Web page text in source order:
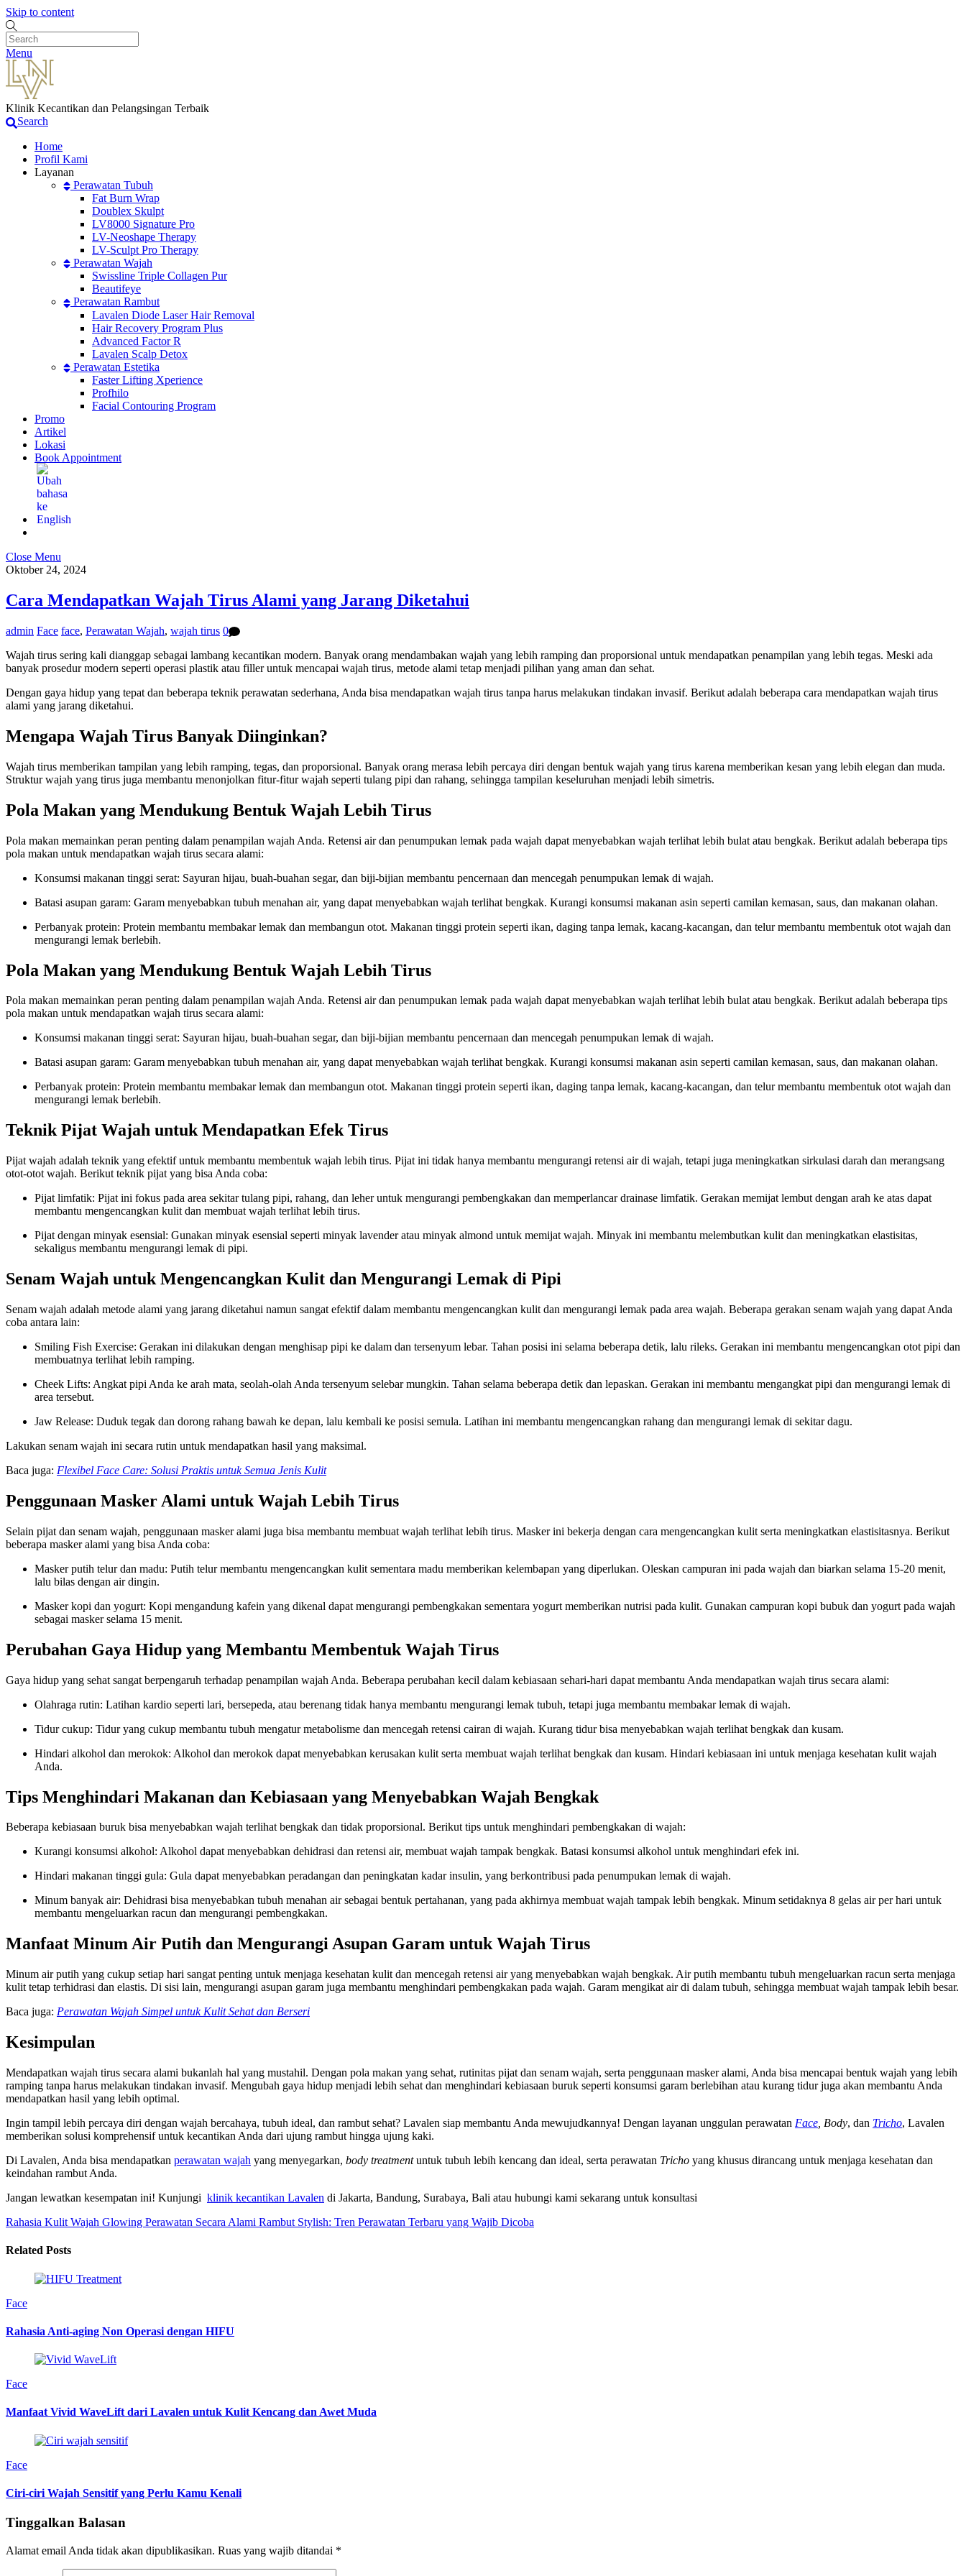
Skip to content
Menu
Klinik Kecantikan dan Pelangsingan Terbaik
Search
Home
Profil Kami
Layanan
Perawatan Tubuh
Fat Burn Wrap
Doublex Skulpt
LV8000 Signature Pro
LV-Neoshape Therapy
LV-Sculpt Pro Therapy
Perawatan Wajah
Swissline Triple Collagen Pur
Beautifeye
Perawatan Rambut
Lavalen Diode Laser Hair Removal
Hair Recovery Program Plus
Advanced Factor R
Lavalen Scalp Detox
Perawatan Estetika
Faster Lifting Xperience
Profhilo
Facial Contouring Program
Promo
Artikel
Lokasi
Book Appointment
Close Menu
Oktober 24, 2024
Cara Mendapatkan Wajah Tirus Alami yang Jarang Diketahui
admin Face face, Perawatan Wajah, wajah tirus 0
Wajah tirus sering kali dianggap sebagai lambang kecantikan modern. Banyak orang mendambakan wajah yang lebih ramping dan proporsional untuk mendapatkan penampilan yang lebih tegas. Meski ada
banyak prosedur modern seperti operasi plastik atau filler untuk mencapai wajah tirus, metode alami tetap menjadi pilihan yang aman dan sehat.
Dengan gaya hidup yang tepat dan beberapa teknik perawatan sederhana, Anda bisa mendapatkan wajah tirus tanpa harus melakukan tindakan invasif. Berikut adalah beberapa cara mendapatkan wajah tirus
alami yang jarang diketahui.
Mengapa Wajah Tirus Banyak Diinginkan?
Wajah tirus memberikan tampilan yang lebih ramping, tegas, dan proporsional. Banyak orang merasa lebih percaya diri dengan bentuk wajah yang tirus karena memberikan kesan yang lebih elegan dan muda.
Struktur wajah yang tirus juga membantu menonjolkan fitur-fitur wajah seperti tulang pipi dan rahang, sehingga tampilan keseluruhan menjadi lebih simetris.
Pola Makan yang Mendukung Bentuk Wajah Lebih Tirus
Pola makan memainkan peran penting dalam penampilan wajah Anda. Retensi air dan penumpukan lemak pada wajah dapat menyebabkan wajah terlihat lebih bulat atau bengkak. Berikut adalah beberapa tips
pola makan untuk mendapatkan wajah tirus secara alami:
Konsumsi makanan tinggi serat: Sayuran hijau, buah-buahan segar, dan biji-bijian membantu pencernaan dan mencegah penumpukan lemak di wajah.
Batasi asupan garam: Garam menyebabkan tubuh menahan air, yang dapat menyebabkan wajah terlihat bengkak. Kurangi konsumsi makanan asin seperti camilan kemasan, saus, dan makanan olahan.
Perbanyak protein: Protein membantu membakar lemak dan membangun otot. Makanan tinggi protein seperti ikan, daging tanpa lemak, kacang-kacangan, dan telur membantu membentuk otot wajah dan
mengurangi lemak berlebih.
Pola Makan yang Mendukung Bentuk Wajah Lebih Tirus
Pola makan memainkan peran penting dalam penampilan wajah Anda. Retensi air dan penumpukan lemak pada wajah dapat menyebabkan wajah terlihat lebih bulat atau bengkak. Berikut adalah beberapa tips
pola makan untuk mendapatkan wajah tirus secara alami:
Konsumsi makanan tinggi serat: Sayuran hijau, buah-buahan segar, dan biji-bijian membantu pencernaan dan mencegah penumpukan lemak di wajah.
Batasi asupan garam: Garam menyebabkan tubuh menahan air, yang dapat menyebabkan wajah terlihat bengkak. Kurangi konsumsi makanan asin seperti camilan kemasan, saus, dan makanan olahan.
Perbanyak protein: Protein membantu membakar lemak dan membangun otot. Makanan tinggi protein seperti ikan, daging tanpa lemak, kacang-kacangan, dan telur membantu membentuk otot wajah dan
mengurangi lemak berlebih.
Teknik Pijat Wajah untuk Mendapatkan Efek Tirus
Pijat wajah adalah teknik yang efektif untuk membantu membentuk wajah lebih tirus. Pijat ini tidak hanya membantu mengurangi retensi air di wajah, tetapi juga meningkatkan sirkulasi darah dan merangsang
otot-otot wajah. Berikut teknik pijat yang bisa Anda coba:
Pijat limfatik: Pijat ini fokus pada area sekitar tulang pipi, rahang, dan leher untuk mengurangi pembengkakan dan memperlancar drainase limfatik. Gerakan memijat lembut dengan arah ke atas dapat
membantu mengencangkan kulit dan membuat wajah terlihat lebih tirus.
Pijat dengan minyak esensial: Gunakan minyak esensial seperti minyak lavender atau minyak almond untuk memijat wajah. Minyak ini membantu melembutkan kulit dan meningkatkan elastisitas,
sekaligus membantu mengurangi lemak di pipi.
Senam Wajah untuk Mengencangkan Kulit dan Mengurangi Lemak di Pipi
Senam wajah adalah metode alami yang jarang diketahui namun sangat efektif dalam membantu mengencangkan kulit dan mengurangi lemak pada area wajah. Beberapa gerakan senam wajah yang dapat Anda
coba antara lain:
Smiling Fish Exercise: Gerakan ini dilakukan dengan menghisap pipi ke dalam dan tersenyum lebar. Tahan posisi ini selama beberapa detik, lalu rileks. Gerakan ini membantu mengencangkan otot pipi dan
membuatnya terlihat lebih ramping.
Cheek Lifts: Angkat pipi Anda ke arah mata, seolah-olah Anda tersenyum selebar mungkin. Tahan selama beberapa detik dan lepaskan. Gerakan ini membantu mengangkat pipi dan mengurangi lemak di
area tersebut.
Jaw Release: Duduk tegak dan dorong rahang bawah ke depan, lalu kembali ke posisi semula. Latihan ini membantu mengencangkan rahang dan mengurangi lemak di sekitar dagu.
Lakukan senam wajah ini secara rutin untuk mendapatkan hasil yang maksimal.
Baca juga: Flexibel Face Care: Solusi Praktis untuk Semua Jenis Kulit
Penggunaan Masker Alami untuk Wajah Lebih Tirus
Selain pijat dan senam wajah, penggunaan masker alami juga bisa membantu membuat wajah terlihat lebih tirus. Masker ini bekerja dengan cara mengencangkan kulit serta meningkatkan elastisitasnya. Berikut
beberapa masker alami yang bisa Anda coba:
Masker putih telur dan madu: Putih telur membantu mengencangkan kulit sementara madu memberikan kelembapan yang diperlukan. Oleskan campuran ini pada wajah dan biarkan selama 15-20 menit,
lalu bilas dengan air dingin.
Masker kopi dan yogurt: Kopi mengandung kafein yang dikenal dapat mengurangi pembengkakan sementara yogurt memberikan nutrisi pada kulit. Gunakan campuran kopi bubuk dan yogurt pada wajah
sebagai masker selama 15 menit.
Perubahan Gaya Hidup yang Membantu Membentuk Wajah Tirus
Gaya hidup yang sehat sangat berpengaruh terhadap penampilan wajah Anda. Beberapa perubahan kecil dalam kebiasaan sehari-hari dapat membantu Anda mendapatkan wajah tirus secara alami:
Olahraga rutin: Latihan kardio seperti lari, bersepeda, atau berenang tidak hanya membantu mengurangi lemak tubuh, tetapi juga membantu membakar lemak di wajah.
Tidur cukup: Tidur yang cukup membantu tubuh mengatur metabolisme dan mencegah retensi cairan di wajah. Kurang tidur bisa menyebabkan wajah terlihat bengkak dan kusam.
Hindari alkohol dan merokok: Alkohol dan merokok dapat menyebabkan kerusakan kulit serta membuat wajah terlihat bengkak dan kusam. Hindari kebiasaan ini untuk menjaga kesehatan kulit wajah
Anda.
Tips Menghindari Makanan dan Kebiasaan yang Menyebabkan Wajah Bengkak
Beberapa kebiasaan buruk bisa menyebabkan wajah terlihat bengkak dan tidak proporsional. Berikut tips untuk menghindari pembengkakan di wajah:
Kurangi konsumsi alkohol: Alkohol dapat menyebabkan dehidrasi dan retensi air, membuat wajah tampak bengkak. Batasi konsumsi alkohol untuk menghindari efek ini.
Hindari makanan tinggi gula: Gula dapat menyebabkan peradangan dan peningkatan kadar insulin, yang berkontribusi pada penumpukan lemak di wajah.
Minum banyak air: Dehidrasi bisa menyebabkan tubuh menahan air sebagai bentuk pertahanan, yang pada akhirnya membuat wajah tampak lebih bengkak. Minum setidaknya 8 gelas air per hari untuk
membantu mengeluarkan racun dan mengurangi pembengkakan.
Manfaat Minum Air Putih dan Mengurangi Asupan Garam untuk Wajah Tirus
Minum air putih yang cukup setiap hari sangat penting untuk menjaga kesehatan kulit dan mencegah retensi air yang menyebabkan wajah bengkak. Air putih membantu tubuh mengeluarkan racun serta menjaga
kulit tetap terhidrasi dan elastis. Di sisi lain, mengurangi asupan garam juga membantu menghindari pembengkakan pada wajah. Garam mengikat air di dalam tubuh, sehingga membuat wajah tampak lebih besar.
Baca juga: Perawatan Wajah Simpel untuk Kulit Sehat dan Berseri
Kesimpulan
Mendapatkan wajah tirus secara alami bukanlah hal yang mustahil. Dengan pola makan yang sehat, rutinitas pijat dan senam wajah, serta penggunaan masker alami, Anda bisa mencapai bentuk wajah yang lebih
ramping tanpa harus melakukan tindakan invasif. Mengubah gaya hidup menjadi lebih sehat dan menghindari kebiasaan buruk seperti konsumsi garam berlebihan atau kurang tidur juga akan membantu Anda
mendapatkan hasil yang lebih optimal.
Ingin tampil lebih percaya diri dengan wajah bercahaya, tubuh ideal, dan rambut sehat? Lavalen siap membantu Anda mewujudkannya! Dengan layanan unggulan perawatan Face , Body, dan Tricho, Lavalen
memberikan solusi komprehensif untuk kecantikan Anda dari ujung rambut hingga ujung kaki.
Di Lavalen, Anda bisa mendapatkan perawatan wajah yang menyegarkan, body treatmentuntuk tubuh lebih kencang dan ideal, serta perawatan Tricho yang khusus dirancang untuk menjaga kesehatan dan
keindahan rambut Anda.
Jangan lewatkan kesempatan ini! Kunjungi klinik kecantikan Lavalen di Jakarta, Bandung, Surabaya, Bali atau hubungi kami sekarang untuk konsultasi
Rahasia Kulit Wajah Glowing Perawatan Secara Alami Rambut Stylish: Tren Perawatan Terbaru yang Wajib Dicoba
Related Posts
Face
Rahasia Anti-aging Non Operasi dengan HIFU
Face
Manfaat Vivid WaveLift dari Lavalen untuk Kulit Kencang dan Awet Muda
Face
Ciri-ciri Wajah Sensitif yang Perlu Kamu Kenali
Tinggalkan Balasan
Alamat email Anda tidak akan dipublikasikan. Ruas yang wajib ditandai *